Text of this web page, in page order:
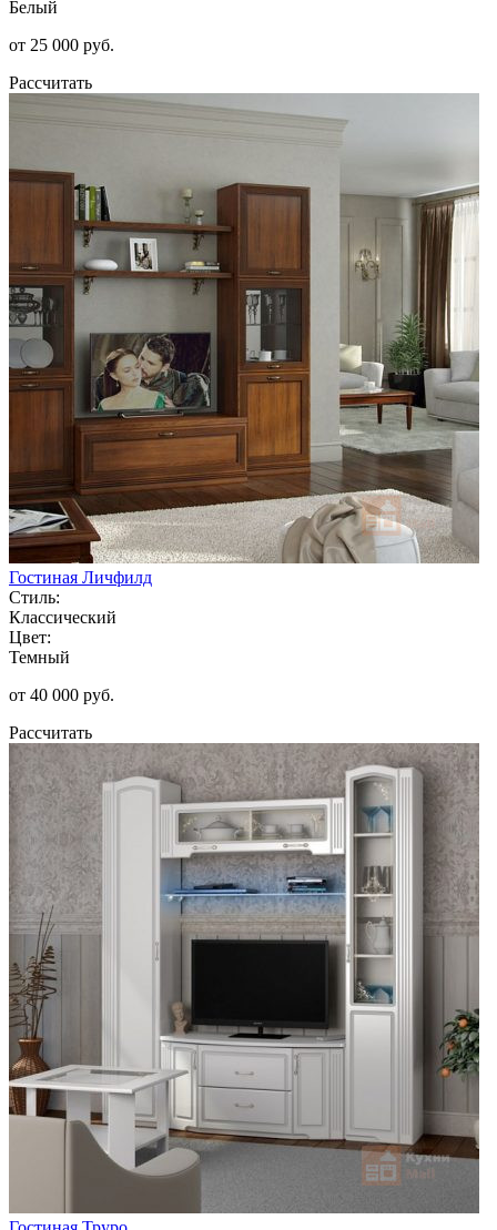
Белый
от 25 000 руб.
Рассчитать
Гостиная Личфилд
Стиль:
Классический
Цвет:
Темный
от 40 000 руб.
Рассчитать